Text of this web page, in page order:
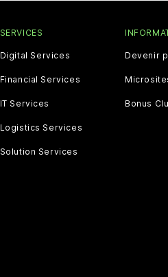
SERVICES
Digital Services
Financial Services
IT Services
Logistics Services
Solution Services
Devenir
Bonus